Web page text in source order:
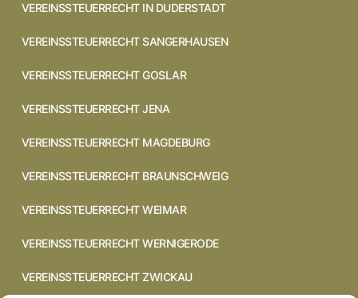
VEREINSSTEUERRECHT IN DUDERSTADT
VEREINSSTEUERRECHT SANGERHAUSEN
VEREINSSTEUERRECHT GOSLAR
VEREINSSTEUERRECHT JENA
VEREINSSTEUERRECHT MAGDEBURG
VEREINSSTEUERRECHT BRAUNSCHWEIG
VEREINSSTEUERRECHT WEIMAR
VEREINSSTEUERRECHT WERNIGERODE
VEREINSSTEUERRECHT ZWICKAU